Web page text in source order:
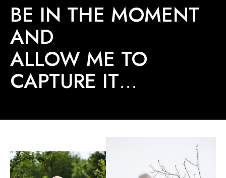
BE IN THE MOMENT
AND
ALLOW ME TO
CAPTURE IT…